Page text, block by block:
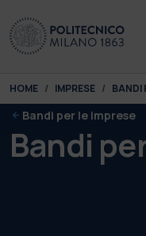
You are here:
HOME IMPRESE BANDI
Bandi per le imprese
Bandi